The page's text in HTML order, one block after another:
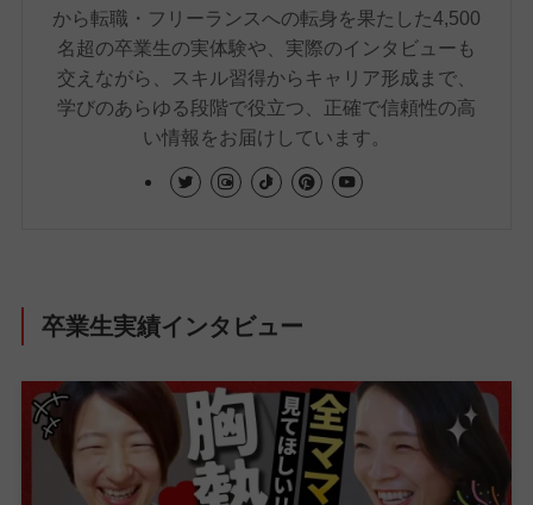
から転職・フリーランスへの転身を果たした4,500
名超の卒業生の実体験や、実際のインタビューも
交えながら、スキル習得からキャリア形成まで、
学びのあらゆる段階で役立つ、正確で信頼性の高
い情報をお届けしています。
卒業生実績インタビュー